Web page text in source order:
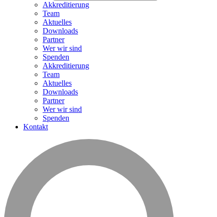
Akkreditierung
Team
Aktuelles
Downloads
Partner
Wer wir sind
Spenden
Akkreditierung
Team
Aktuelles
Downloads
Partner
Wer wir sind
Spenden
Kontakt